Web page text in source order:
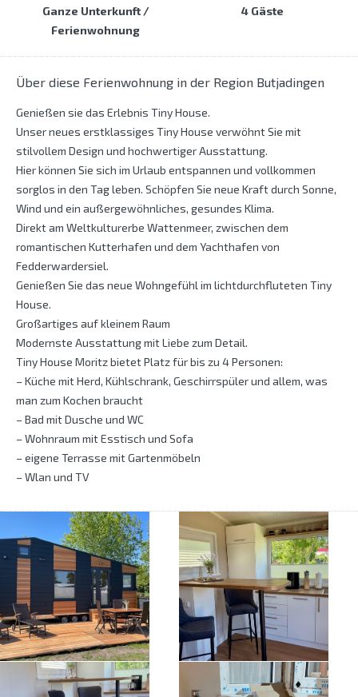
Ganze Unterkunft /
Ferienwohnung
4 Gäste
Über diese Ferienwohnung in der Region Butjadingen
Genießen sie das Erlebnis Tiny House.
Unser neues erstklassiges Tiny House verwöhnt Sie mit
stilvollem Design und hochwertiger Ausstattung.
Hier können Sie sich im Urlaub entspannen und vollkommen
sorglos in den Tag leben. Schöpfen Sie neue Kraft durch Sonne,
Wind und ein außergewöhnliches, gesundes Klima.
Direkt am Weltkulturerbe Wattenmeer, zwischen dem
romantischen Kutterhafen und dem Yachthafen von
Fedderwardersiel.
Genießen Sie das neue Wohngefühl im lichtdurchfluteten Tiny
House.
Großartiges auf kleinem Raum
Modernste Ausstattung mit Liebe zum Detail.
Tiny House Moritz bietet Platz für bis zu 4 Personen:
– Küche mit Herd, Kühlschrank, Geschirrspüler und allem, was
man zum Kochen braucht
– Bad mit Dusche und WC
– Wohnraum mit Esstisch und Sofa
– eigene Terrasse mit Gartenmöbeln
– Wlan und TV